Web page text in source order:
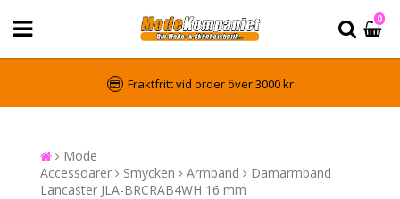
0
Fraktfritt vid order över 3000 kr
Mode
Accessoarer
Smycken Armband
Damarmband
Lancaster JLA-BRCRAB4WH 16 mm